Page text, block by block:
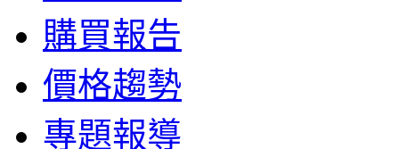
購買報告
價格趨勢
專題報導